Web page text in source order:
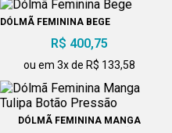
DÓLMÃ FEMININA BEGE
R$ 400,75
ou em 3x de R$ 133,58
DÓLMÃ FEMININA MANGA